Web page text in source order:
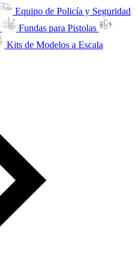
Equipo de Policía y Seguridad
Fundas para Pistolas
Kits de Modelos a Escala